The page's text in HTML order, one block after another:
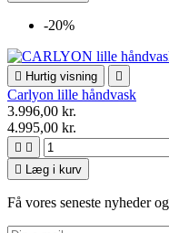
-20%
 Hurtig visning 
Carlyon lille håndvask
3.996,00 kr.
4.995,00 kr.
 
 Læg i kurv
Få vores seneste nyheder